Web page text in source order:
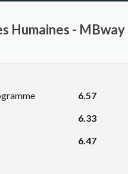
Humaines - MBway
6.57
6.33
6.47